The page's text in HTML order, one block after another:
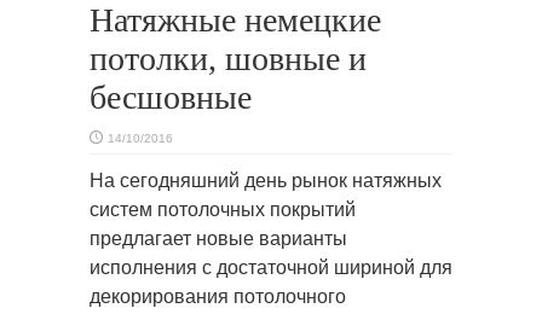
Натяжные немецкие
потолки, шовные и
бесшовные
14/10/2016
На сегодняшний день рынок натяжных
систем потолочных покрытий
предлагает новые варианты
исполнения с достаточной шириной для
декорирования потолочного